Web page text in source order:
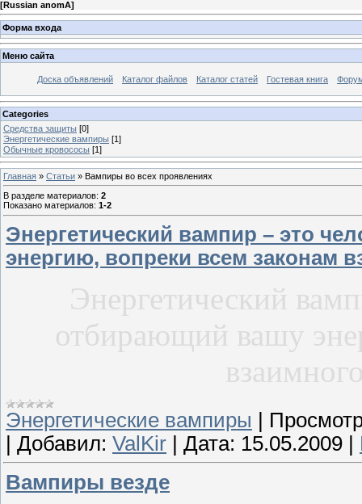
[Russian anomA]
Форма входа
Меню сайта
Доска объявлений Каталог файлов Каталог статей Гостевая книга
Categories
Средства защиты [0]
Энергетические вампиры [1]
Обычные кровососы [1]
Главная » Статьи » Вампиры во всех проявлениях
В разделе материалов: 2
Показано материалов: 1-2
Энергетический вампир – это
энергию, вопреки всем законам
Энергетический
отбирающий вашу
Энергетические вампиры
Добавил: ValKir Дата: 15.05.2009
Вампиры везде